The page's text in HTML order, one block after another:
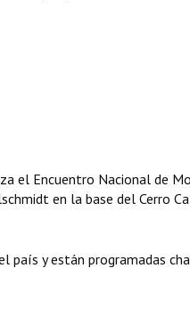
el Encuentro Nacional de
en la base del Cerro
y están programadas